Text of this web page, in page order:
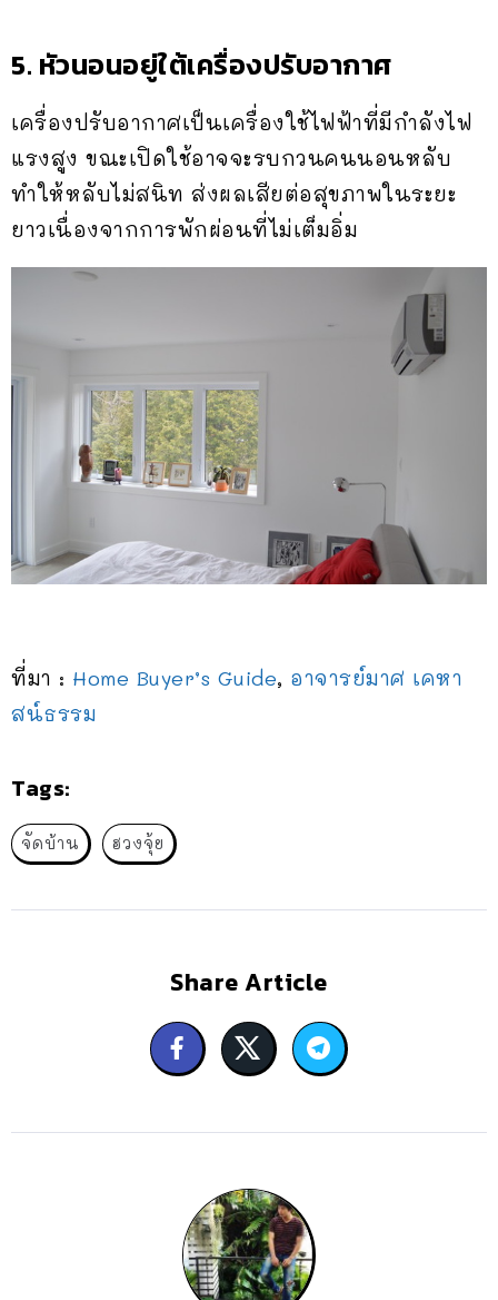
5. หัวนอนอยู่ใต้เครื่องปรับอากาศ
เครื่องปรับอากาศเป็นเครื่องใช้ไฟฟ้าที่มีกำลังไฟ
แรงสูง ขณะเปิดใช้อาจจะรบกวนคนนอนหลับ
ทำให้หลับไม่สนิท ส่งผลเสียต่อสุขภาพในระยะ
ยาวเนื่องจากการพักผ่อนที่ไม่เต็มอิ่ม
ที่มา : Home Buyer’s Guide, อาจารย์มาศ เคหา
สน์ธรรม
Tags:
จัดบ้าน ฮวงจุ้ย
Share Article